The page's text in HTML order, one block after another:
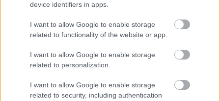
device identifiers in apps.
I want to allow Google to enable storage
related to functionality of the website or app.
I want to allow Google to enable storage
related to personalization.
I want to allow Google to enable storage
related to security, including authentication
Szólj hozzá a Facebook-on!